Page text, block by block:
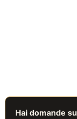
Hai domande